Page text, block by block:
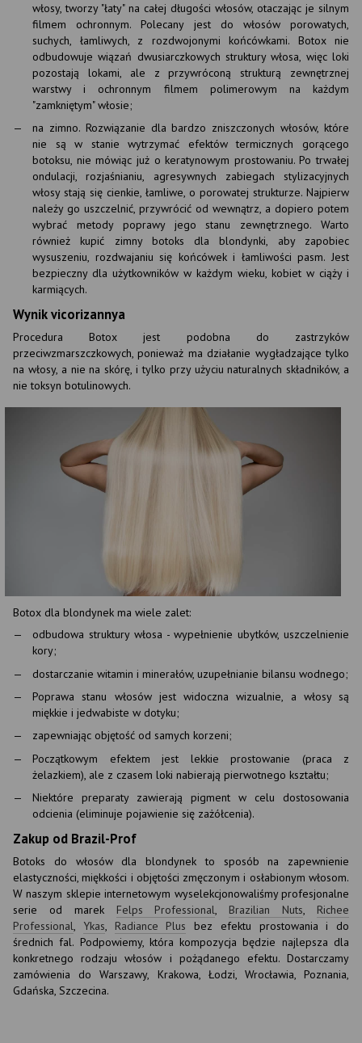
włosy, tworzy "łaty" na całej długości włosów, otaczając je silnym
filmem ochronnym. Polecany jest do włosów porowatych,
suchych, łamliwych, z rozdwojonymi końcówkami. Botox nie
odbudowuje wiązań dwusiarczkowych struktury włosa, więc loki
pozostają lokami, ale z przywróconą strukturą zewnętrznej
warstwy i ochronnym filmem polimerowym na każdym
"zamkniętym" włosie;
na zimno. Rozwiązanie dla bardzo zniszczonych włosów, które
nie są w stanie wytrzymać efektów termicznych gorącego
botoksu, nie mówiąc już o keratynowym prostowaniu. Po trwałej
ondulacji, rozjaśnianiu, agresywnych zabiegach stylizacyjnych
włosy stają się cienkie, łamliwe, o porowatej strukturze. Najpierw
należy go uszczelnić, przywrócić od wewnątrz, a dopiero potem
wybrać metody poprawy jego stanu zewnętrznego. Warto
również kupić zimny botoks dla blondynki, aby zapobiec
wysuszeniu, rozdwajaniu się końcówek i łamliwości pasm. Jest
bezpieczny dla użytkowników w każdym wieku, kobiet w ciąży i
karmiących.
Wynik vicorizannya
Procedura Botox jest podobna do zastrzyków
przeciwzmarszczkowych, ponieważ ma działanie wygładzające tylko
na włosy, a nie na skórę, i tylko przy użyciu naturalnych składników, a
nie toksyn botulinowych.
Botox dla blondynek ma wiele zalet:
odbudowa struktury włosa - wypełnienie ubytków, uszczelnienie
kory;
dostarczanie witamin i minerałów, uzupełnianie bilansu wodnego;
Poprawa stanu włosów jest widoczna wizualnie, a włosy są
miękkie i jedwabiste w dotyku;
zapewniając objętość od samych korzeni;
Początkowym efektem jest lekkie prostowanie (praca z
żelazkiem), ale z czasem loki nabierają pierwotnego kształtu;
Niektóre preparaty zawierają pigment w celu dostosowania
odcienia (eliminuje pojawienie się zażółcenia).
Zakup od Brazil-Prof
Botoks do włosów dla blondynek to sposób na zapewnienie
elastyczności, miękkości i objętości zmęczonym i osłabionym włosom.
W naszym sklepie internetowym wyselekcjonowaliśmy profesjonalne
serie od marek Felps Professional, Brazilian Nuts, Richee
Professional, Ykas, Radiance Plus bez efektu prostowania i do
średnich fal. Podpowiemy, która kompozycja będzie najlepsza dla
konkretnego rodzaju włosów i pożądanego efektu. Dostarczamy
zamówienia do Warszawy, Krakowa, Łodzi, Wrocławia, Poznania,
Gdańska, Szczecina.